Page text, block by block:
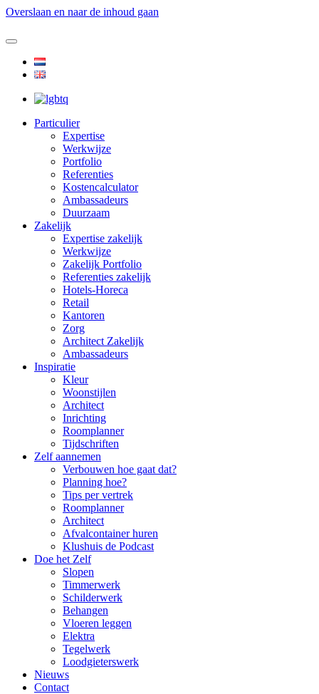
Overslaan en naar de inhoud gaan
Particulier
Expertise
Werkwijze
Portfolio
Referenties
Kostencalculator
Ambassadeurs
Duurzaam
Zakelijk
Expertise zakelijk
Werkwijze
Zakelijk Portfolio
Referenties zakelijk
Hotels-Horeca
Retail
Kantoren
Zorg
Architect Zakelijk
Ambassadeurs
Inspiratie
Kleur
Woonstijlen
Architect
Inrichting
Roomplanner
Tijdschriften
Zelf aannemen
Verbouwen hoe gaat dat?
Planning hoe?
Tips per vertrek
Roomplanner
Architect
Afvalcontainer huren
Klushuis de Podcast
Doe het Zelf
Slopen
Timmerwerk
Schilderwerk
Behangen
Vloeren leggen
Elektra
Tegelwerk
Loodgieterswerk
Nieuws
Contact